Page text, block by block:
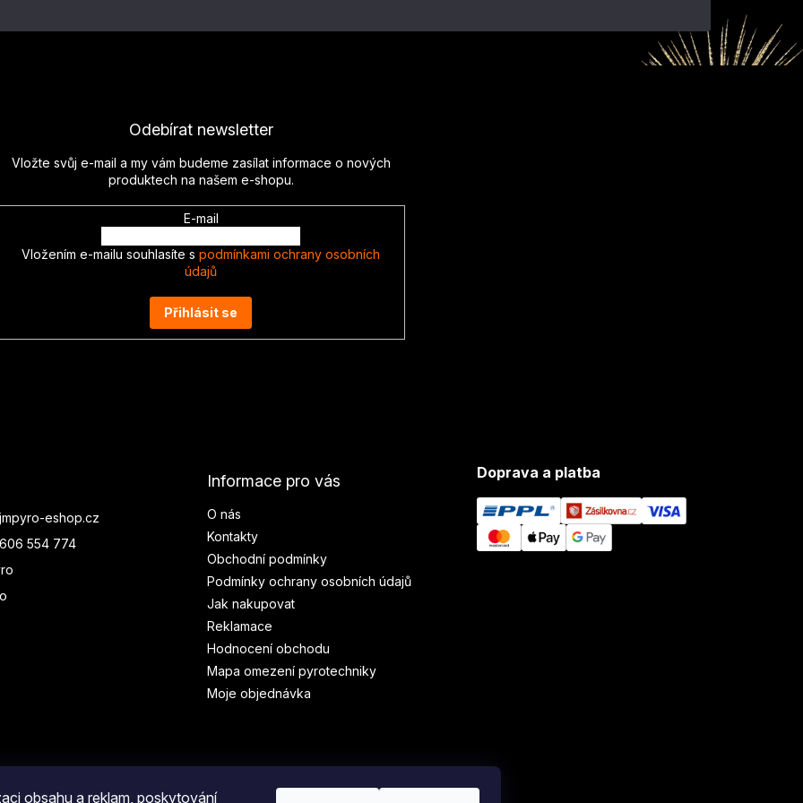
obsahu a reklam, poskytování
Odebírat newsletter
Vložte svůj e-mail a my vám budeme zasílat informace o nových
produktech na našem e-shopu.
E-mail
Vložením e-mailu souhlasíte s podmínkami ochrany osobních
údajů
Přihlásit se
jmpyro-eshop.cz
554 774
Informace pro vás
O nás
Kontakty
Obchodní podmínky
Podmínky ochrany osobních údajů
Jak nakupovat
Reklamace
Hodnocení obchodu
Mapa omezení pyrotechniky
Moje objednávka
Doprava a platba